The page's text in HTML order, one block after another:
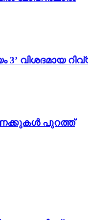
വിശദമായ
പുറത്ത്